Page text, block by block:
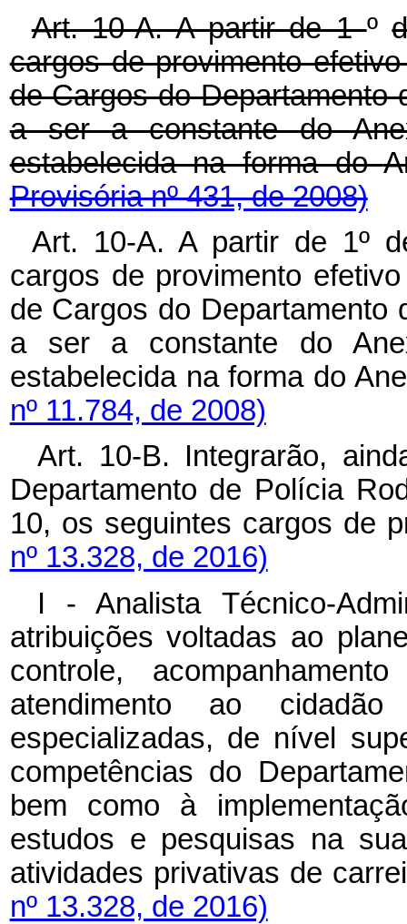
Art. 10-A. A partir de 1º
cargos de provimento
de Cargos do Departamento
a ser a constante do
estabelecida na forma do
Provisória nº 431, de 2008)
Art. 10-A. A partir de 1º
cargos de provimento
de Cargos do Departamento
a ser a constante do
estabelecida na forma do
nº 11.784, de 2008)
Art. 10-B. Integrarão,
Departamento de Polícia
10, os seguintes cargos de
nº 13.328, de 2016)
I - Analista Técnico-
atribuições voltadas ao
controle,
atendimento ao
especializadas, de nível
competências do
bem como à
estudos e pesquisas na
atividades privativas de
nº 13.328, de 2016)